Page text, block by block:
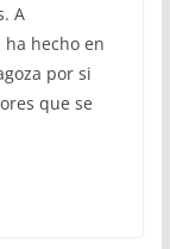
A
hecho en
por si
que se